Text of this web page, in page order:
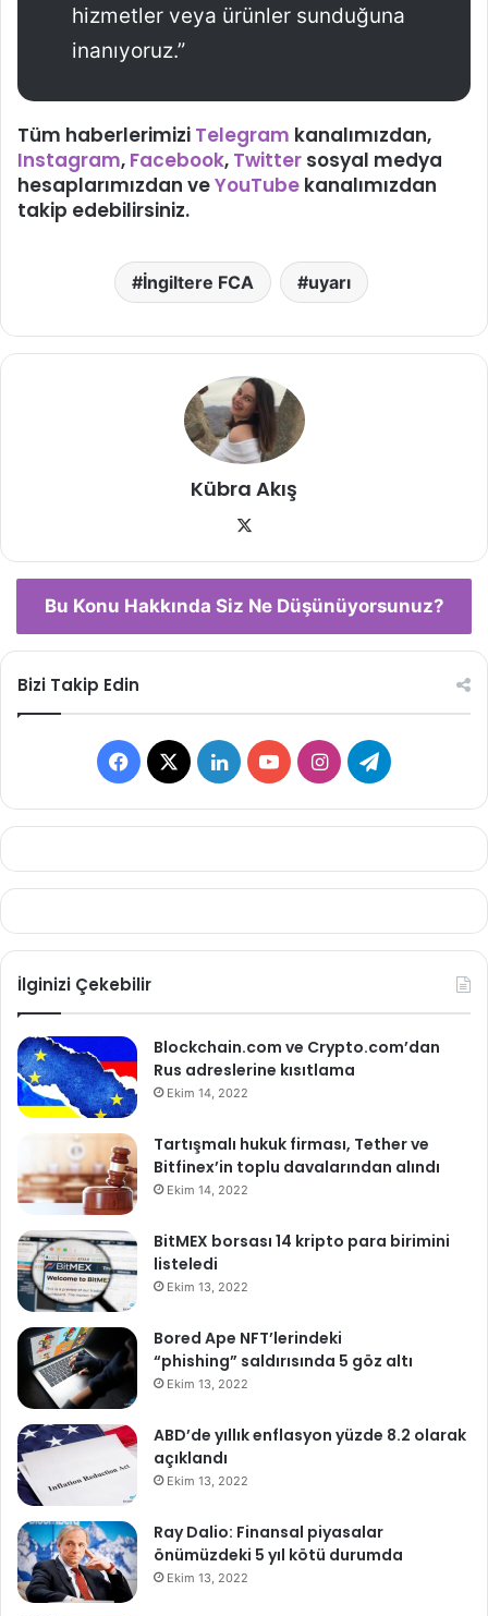
hizmetler veya ürünler sunduğuna
inanıyoruz.”
Tüm haberlerimizi Telegram kanalımızdan,
Instagram, Facebook, Twitter sosyal medya
hesaplarımızdan veYouTube kanalımızdan
takip edebilirsiniz.
İngiltere FCA uyarı
Kübra Akış
Bu Konu Hakkında Siz Ne Düşünüyorsunuz?
Bizi Takip Edin
Facebook
X LinkedInYouTubeInstagramTelegram
İlginizi Çekebilir
Blockchain.com ve Crypto.com’dan
Rus adreslerine kısıtlama
Ekim 14, 2022
Tartışmalı hukuk firması, Tether ve
Bitfinex’in toplu davalarından alındı
Ekim 14, 2022
BitMEX borsası 14 kripto para birimini
listeledi
Ekim 13, 2022
Bored Ape NFT’lerindeki
“phishing” saldırısında 5 göz altı
Ekim 13, 2022
ABD’de yıllık enflasyon yüzde 8.2 olarak
açıklandı
Ekim 13, 2022
Ray Dalio: Finansal piyasalar
önümüzdeki 5 yıl kötü durumda
Ekim 13, 2022